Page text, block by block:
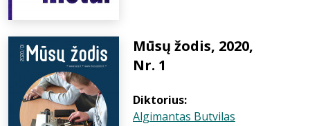
Mūsų žodis, 2020,
Nr. 1
Diktorius:
Algimantas Butvilas